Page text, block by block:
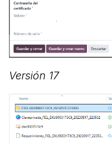
Versión 17